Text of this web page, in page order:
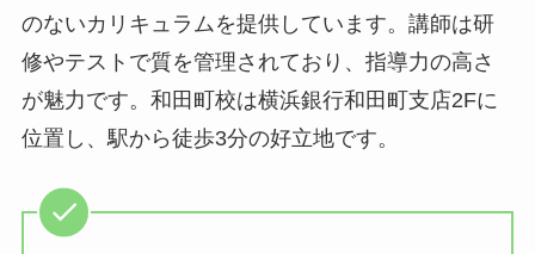
のないカリキュラムを提供しています。講師は研
修やテストで質を管理されており、指導力の高さ
が魅力です。和田町校は横浜銀行和田町支店2Fに
位置し、駅から徒歩3分の好立地です。